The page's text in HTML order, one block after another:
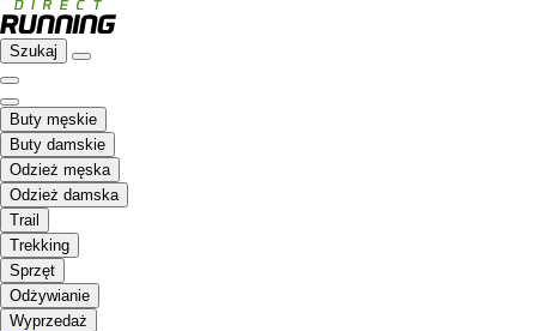
Szukaj
Buty męskie
Buty damskie
Odzież męska
Odzież damska
Trail
Trekking
Sprzęt
Odżywianie
Wyprzedaż